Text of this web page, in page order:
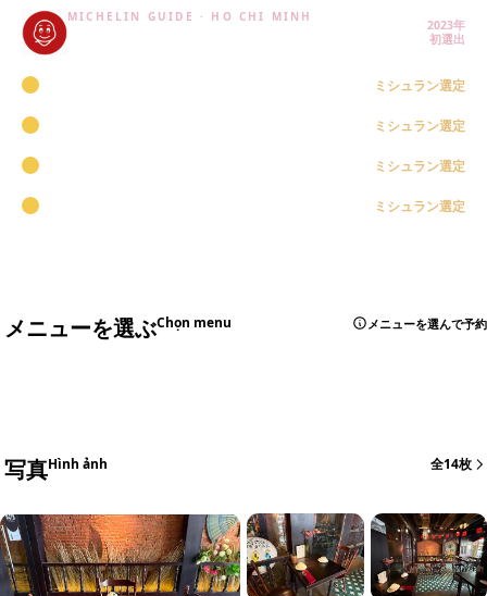
MICHELIN GUIDE · HO CHI MINH
2023年
初選出
ミシュラン選定
ミシュラン選定
ミシュラン選定
ミシュラン選定
メニューを選ぶChọn menu メニューを選んで予約
写真Hình ảnh 全14枚